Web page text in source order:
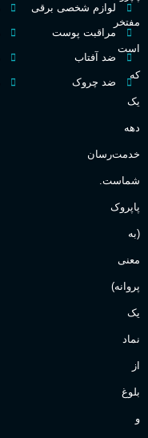
اکسترکت دو پرفیوم
گروه بویایی میوه ای
مناسب برای
آقایان
مفتخر
است
که
یک
دهه
خدمت‌رسان
شماست.
پاپروک
(به
معنی
پروانه)
یک
نماد
از
بلوغ
و
لوازم شخصی برقی
مراقبت پوست
ضد آفتاب
ضد چروک